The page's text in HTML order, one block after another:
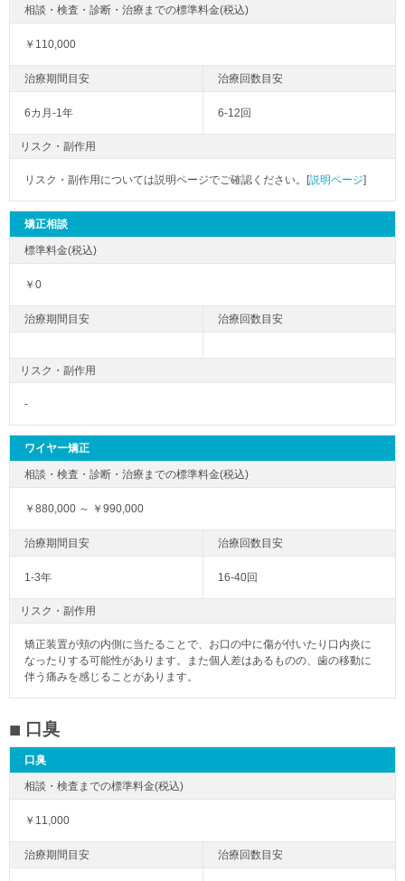
￥110,000
6カ月-1年 6-12回
リスク・副作用
リスク・副作用については説明ページでご確認ください。[説明ページ]
矯正相談
￥0
リスク・副作用
-
ワイヤー矯正
￥880,000 ～ ￥990,000
1-3年 16-40回
リスク・副作用
矯正装置が頬の内側に当たることで、お口の中に傷が付いたり口内炎に
なったりする可能性があります。また個人差はあるものの、歯の移動に
伴う痛みを感じることがあります。
口臭
口臭
￥11,000